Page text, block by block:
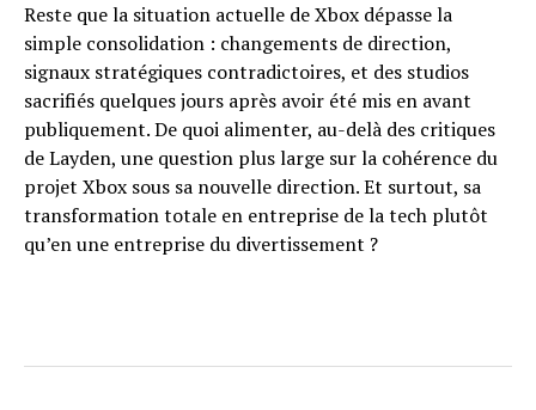
Reste que la situation actuelle de Xbox dépasse la
simple consolidation : changements de direction,
signaux stratégiques contradictoires, et des studios
sacrifiés quelques jours après avoir été mis en avant
publiquement. De quoi alimenter, au-delà des critiques
de Layden, une question plus large sur la cohérence du
projet Xbox sous sa nouvelle direction. Et surtout, sa
transformation totale en entreprise de la tech plutôt
qu’en une entreprise du divertissement ?